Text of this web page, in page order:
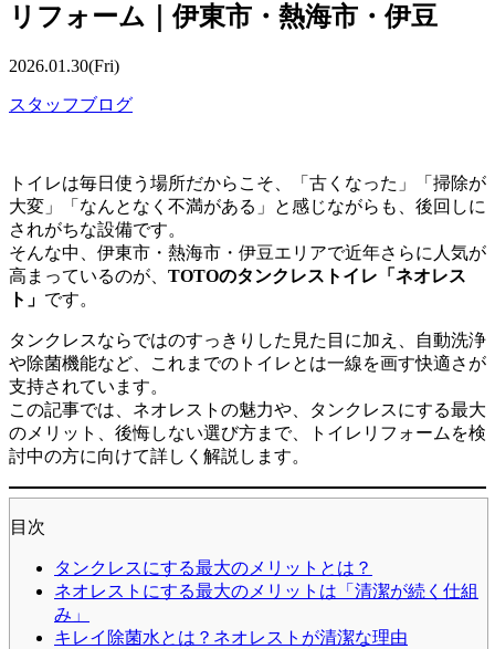
リフォーム｜伊東市・熱海市・伊豆
2026.01.30(Fri)
スタッフブログ
トイレは毎日使う場所だからこそ、「古くなった」「掃除が
大変」「なんとなく不満がある」と感じながらも、後回しに
されがちな設備です。
そんな中、伊東市・熱海市・伊豆エリアで近年さらに人気が
高まっているのが、 TOTOのタンクレストイレ「ネオレス
ト」 です。
タンクレスならではのすっきりした見た目に加え、自動洗浄
や除菌機能など、これまでのトイレとは一線を画す快適さが
支持されています。
この記事では、ネオレストの魅力や、タンクレスにする最大
のメリット、後悔しない選び方まで、トイレリフォームを検
討中の方に向けて詳しく解説します。
目次
タンクレスにする最大のメリットとは？
ネオレストにする最大のメリットは「清潔が続く仕組
み」
キレイ除菌水とは？ネオレストが清潔な理由